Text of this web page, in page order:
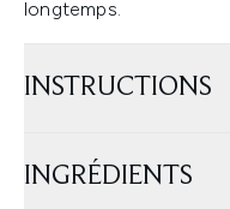
longtemps.
INSTRUCTIONS
INGRÉDIENTS